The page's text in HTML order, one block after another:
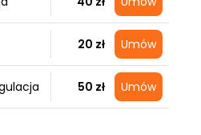
20 zł Umów
50 zł Umów